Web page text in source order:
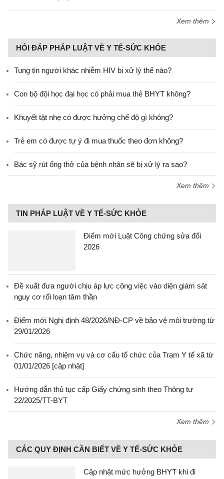
Xem thêm
HỎI ĐÁP PHÁP LUẬT VỀ Y TẾ-SỨC KHỎE
Tung tin người khác nhiễm HIV bị xử lý thế nào?
Con bộ đội học đại học có phải mua thẻ BHYT không?
Khuyết tật nhẹ có được hưởng chế độ gì không?
Trẻ em có được tự ý đi mua thuốc theo đơn không?
Bác sỹ rút ống thở của bệnh nhân sẽ bị xử lý ra sao?
Xem thêm
TIN PHÁP LUẬT VỀ Y TẾ-SỨC KHỎE
Điểm mới Luật Công chứng sửa đổi
2026
Đề xuất đưa người chịu áp lực công việc vào diện giám sát
nguy cơ rối loạn tâm thần
Điểm mới Nghị định 48/2026/NĐ-CP về bảo vệ môi trường từ
29/01/2026
Chức năng, nhiệm vụ và cơ cấu tổ chức của Trạm Y tế xã từ
01/01/2026 [cập nhật]
Hướng dẫn thủ tục cấp Giấy chứng sinh theo Thông tư
22/2025/TT-BYT
Xem thêm
CÁC QUY ĐỊNH CẦN BIẾT VỀ Y TẾ-SỨC KHỎE
Cập nhật mức hưởng BHYT khi đi